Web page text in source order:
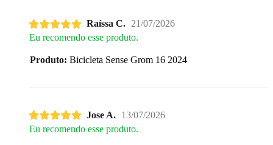
Raíssa C. 21/07/2026
Eu recomendo esse produto.
Produto: Bicicleta Sense Grom 16 2024
Jose A. 13/07/2026
Eu recomendo esse produto.